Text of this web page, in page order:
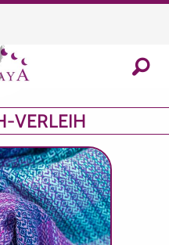
In
VERLEIH